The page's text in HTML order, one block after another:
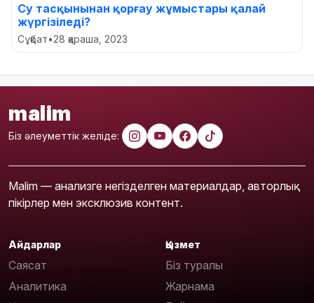
Су тасқынынан қорғау жұмыстары қалай
жүргізіледі?
Сұқбат•28 қараша, 2023
malim
Біз әлеуметтік желіде:
Malim — анализге негізделген материалдар, авторлық
пікірлер мен эксклюзив контент.
Айдарлар
Саясат
Аналитика
Қызмет
Біз туралы
Жарнама